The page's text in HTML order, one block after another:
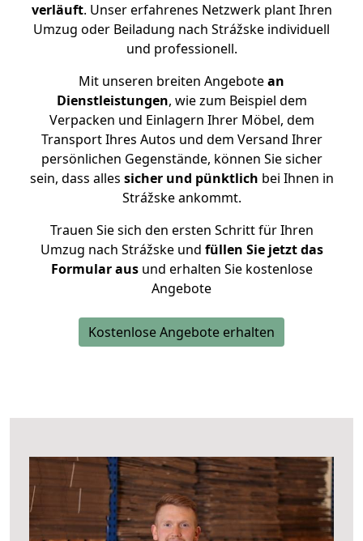
verläuft. Unser erfahrenes Netzwerk plant Ihren
Umzug oder Beiladung nach Strážske individuell
und professionell.
Mit unseren breiten Angebotean
Dienstleistungen, wie zum Beispiel dem
Verpacken und Einlagern Ihrer Möbel, dem
Transport Ihres Autos und dem Versand Ihrer
persönlichen Gegenstände, können Sie sicher
sein, dass alles sicher und pünktlich bei Ihnen in
Strážske ankommt.
Trauen Sie sich den ersten Schritt für Ihren
Umzug nach Strážske und füllen Sie jetzt das
Formular ausund erhalten Sie kostenlose
Angebote
Kostenlose Angebote erhalten